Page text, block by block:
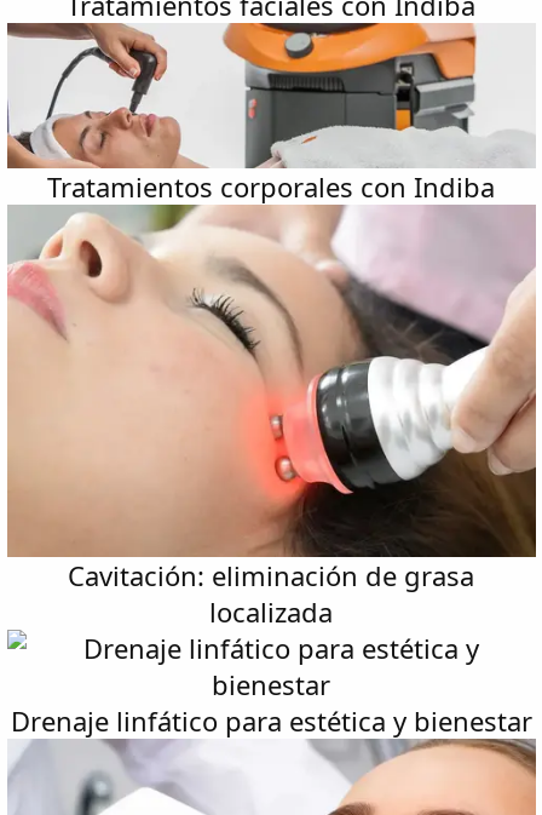
Tratamientos corporales con Indiba
Cavitación: eliminación de grasa
localizada
Drenaje linfático para estética y bienestar